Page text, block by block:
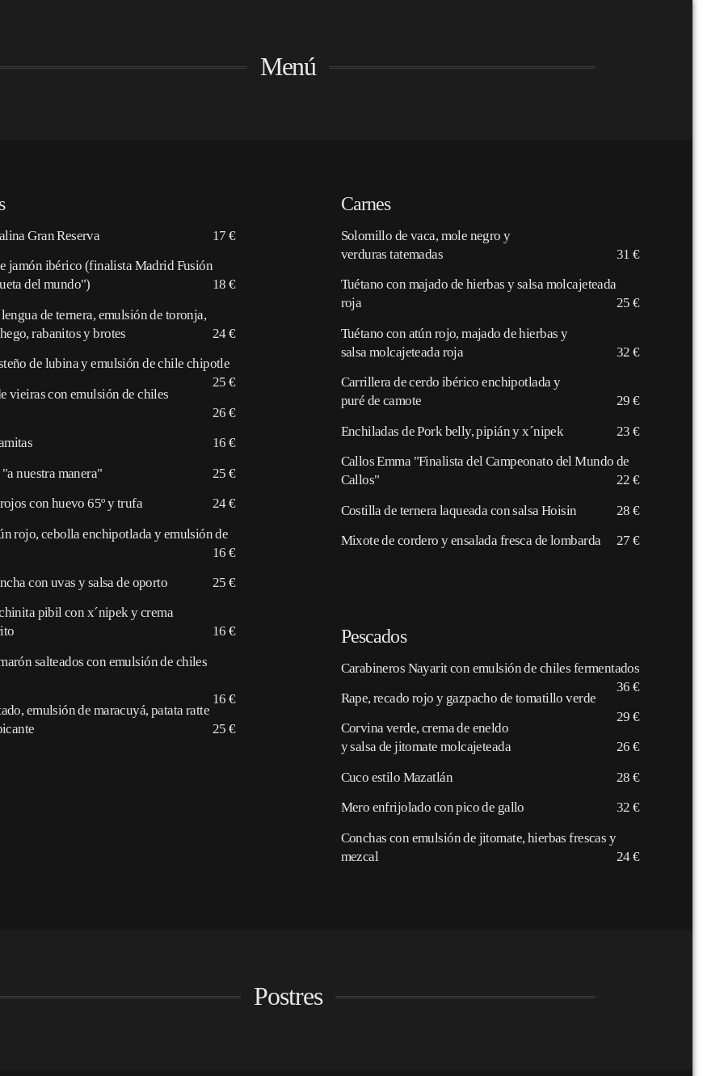
Menú
Gran Reserva
17 €
jamón ibérico (finalista Madrid Fusión
del mundo")
18 €
de ternera, emulsión de toronja,
rabanitos y brotes
24 €
de lubina y emulsión de chile chipotle
25 €
vieiras con emulsión de chiles
26 €
16 €
"a nuestra manera"
25 €
con huevo 65º y trufa
24 €
rojo, cebolla enchipotlada y emulsión de
16 €
con uvas y salsa de oporto
25 €
pibil con x´nipek y crema
16 €
salteados con emulsión de chiles
16 €
emulsión de maracuyá, patata ratte
25 €
Carnes
Solomillo de vaca, mole negro y
verduras tatemadas
31 €
Tuétano con majado de hierbas y salsa molcajeteada
roja
25 €
Tuétano con atún rojo, majado de hierbas y
salsa molcajeteada roja
32 €
Carrillera de cerdo ibérico enchipotlada y
puré de camote
29 €
Enchiladas de Pork belly, pipián y x´nipek
23 €
Callos Emma "Finalista del Campeonato del Mundo de
Callos"
22 €
Costilla de ternera laqueada con salsa Hoisin
28 €
Mixote de cordero y ensalada fresca de lombarda
27 €
Pescados
Carabineros Nayarit con emulsión de chiles fermentados
36 €
Rape, recado rojo y gazpacho de tomatillo verde
29 €
Corvina verde, crema de eneldo
y salsa de jitomate molcajeteada
26 €
Cuco estilo Mazatlán
28 €
Mero enfrijolado con pico de gallo
32 €
Conchas con emulsión de jitomate, hierbas frescas y
mezcal
24 €
Postres